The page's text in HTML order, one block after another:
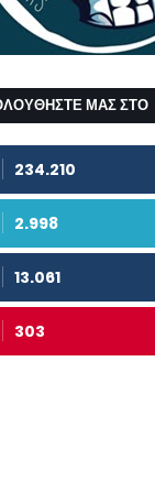
ΜΑΣ ΣΤΟ
234.210
2.998
13.061
303